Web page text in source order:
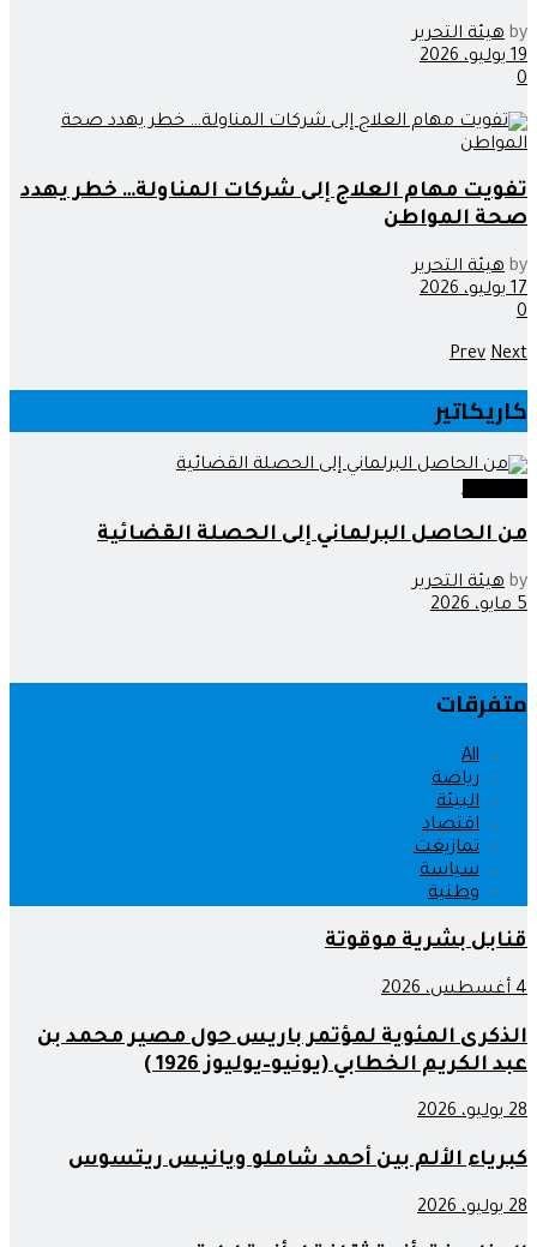
by هيئة التحرير
19 يوليو، 2026
0
تفويت مهام العلاج إلى شركات المناولة… خطر يهدد
صحة المواطن
by هيئة التحرير
17 يوليو، 2026
0
Prev Next
كاريكاتير
من الحاصل البرلماني إلى الحصلة القضائية
by هيئة التحرير
5 مايو، 2026
متفرقات
All
رياضة
البيئة
اقتصاد
تمازيغت
سياسة
وطنية
قنابل بشرية موقوتة
4 أغسطس، 2026
الذكرى المئوية لمؤتمر باريس حول مصير محمد بن
عبد الكريم الخطابي (يونيو–يوليوز 1926 )
28 يوليو، 2026
كبرياء الألم بين أحمد شاملو ويانيس ريتسوس
28 يوليو، 2026